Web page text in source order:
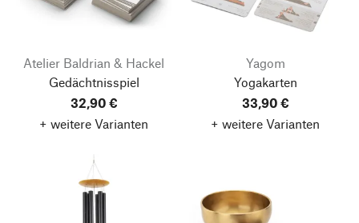
Atelier Baldrian & Hackel
Gedächtnisspiel
32,90 €
+ weitere Varianten
Yagom
Yogakarten
33,90 €
+ weitere Varianten